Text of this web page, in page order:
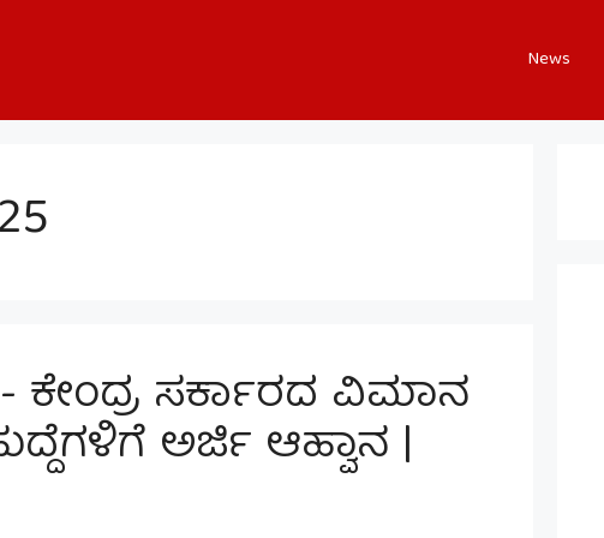
News
ಕೇಂದ್ರ ಸರ್ಕಾರದ ವಿಮಾನ
ಅರ್ಜಿ ಆಹ್ವಾನ |